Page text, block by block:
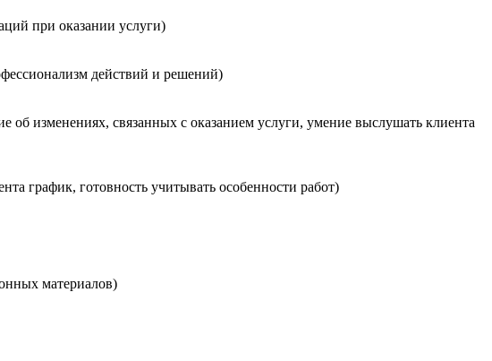
при оказании услуги)
действий и решений)
изменениях, связанных с оказанием услуги, умение выслушать клиента
график, готовность учитывать особенности работ)
материалов)